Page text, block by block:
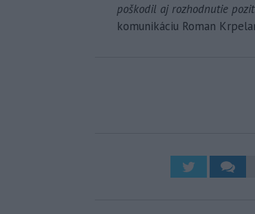
poškodil aj rozhodnutie
komunikáciu Roman